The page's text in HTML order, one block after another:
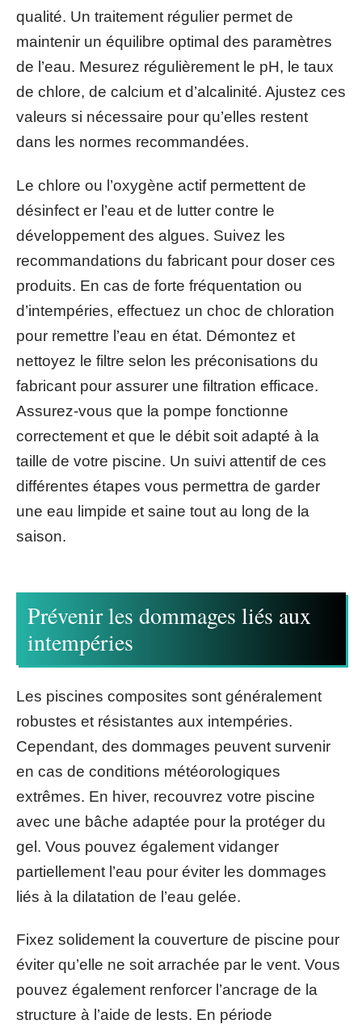
qualité. Un traitement régulier permet de
maintenir un équilibre optimal des paramètres
de l’eau. Mesurez régulièrement le pH, le taux
de chlore, de calcium et d’alcalinité. Ajustez ces
valeurs si nécessaire pour qu’elles restent
dans les normes recommandées.
Le chlore ou l’oxygène actif permettent de
désinfect er l’eau et de lutter contre le
développement des algues. Suivez les
recommandations du fabricant pour doser ces
produits. En cas de forte fréquentation ou
d’intempéries, effectuez un choc de chloration
pour remettre l’eau en état. Démontez et
nettoyez le filtre selon les préconisations du
fabricant pour assurer une filtration efficace.
Assurez-vous que la pompe fonctionne
correctement et que le débit soit adapté à la
taille de votre piscine. Un suivi attentif de ces
différentes étapes vous permettra de garder
une eau limpide et saine tout au long de la
saison.
Prévenir les dommages liés aux
intempéries
Les piscines composites sont généralement
robustes et résistantes aux intempéries.
Cependant, des dommages peuvent survenir
en cas de conditions météorologiques
extrêmes. En hiver, recouvrez votre piscine
avec une bâche adaptée pour la protéger du
gel. Vous pouvez également vidanger
partiellement l’eau pour éviter les dommages
liés à la dilatation de l’eau gelée.
Fixez solidement la couverture de piscine pour
éviter qu’elle ne soit arrachée par le vent. Vous
pouvez également renforcer l’ancrage de la
structure à l’aide de lests. En période